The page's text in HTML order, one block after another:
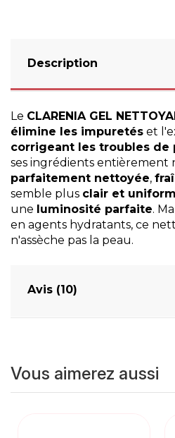
Description
Le CLARENIA GEL
élimine les impuretés et
corrigeant les troubles de
ses ingrédients entièrement
parfaitement nettoyée,
semble plus clair et
une luminosité parfaite.
en agents hydratants, ce
n'assèche pas la peau.
Avis (10)
Vous aimerez aussi